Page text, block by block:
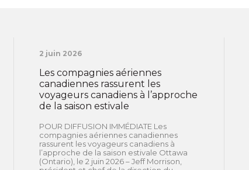
2 juin 2026
Les compagnies aériennes
canadiennes rassurent les
voyageurs canadiens à l’approche
de la saison estivale
POUR DIFFUSION IMMÉDIATE Les
compagnies aériennes canadiennes
rassurent les voyageurs canadiens à
l’approche de la saison estivale Ottawa
(Ontario), le 2 juin 2026 – Jeff Morrison,